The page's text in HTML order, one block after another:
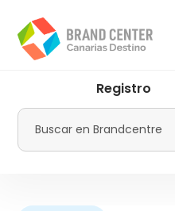
contenido
principal
menu
Promotur
Registro
Buscar